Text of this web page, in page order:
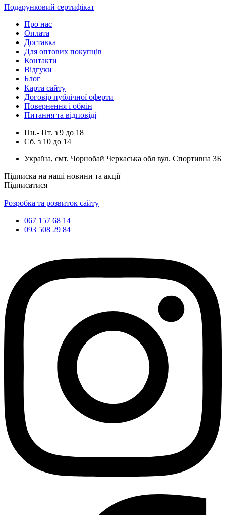
Подарунковий сертифікат
Про нас
Оплата
Доставка
Для оптових покупців
Контакти
Відгуки
Блог
Карта сайту
Договір публічної оферти
Повернення і обмін
Питання та відповіді
Пн.- Пт. з 9 до 18
Сб. з 10 до 14
Україна, смт. Чорнобай Черкаська обл вул. Спортивна 3Б
Підписка на наші новини та акції
Підписатися
Розробка та розвиток сайту
067 157 68 14
093 508 29 84